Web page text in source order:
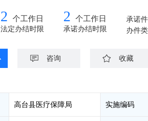
2 个工作日
法定办结时限
2 个工作日
承诺办结时限
承诺件
办件
咨询 收藏
高台县医疗保障局 实施编码